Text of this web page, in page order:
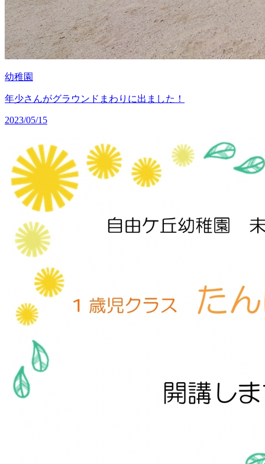
幼稚園
年少さんがグラウンドまわりに出ました！
2023/05/15